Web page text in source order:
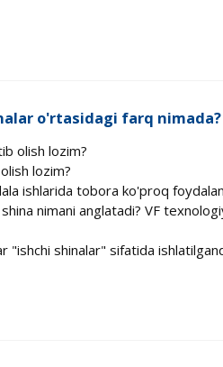
o'rtasidagi farq nimada?
olish lozim?
lozim?
ishlarida tobora ko'proq
nimani anglatadi? VF
"ishchi shinalar" sifatida